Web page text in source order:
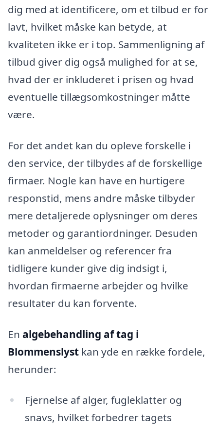
dig med at identificere, om et tilbud er for
lavt, hvilket måske kan betyde, at
kvaliteten ikke er i top. Sammenligning af
tilbud giver dig også mulighed for at se,
hvad der er inkluderet i prisen og hvad
eventuelle tillægsomkostninger måtte
være.
For det andet kan du opleve forskelle i
den service, der tilbydes af de forskellige
firmaer. Nogle kan have en hurtigere
responstid, mens andre måske tilbyder
mere detaljerede oplysninger om deres
metoder og garantiordninger. Desuden
kan anmeldelser og referencer fra
tidligere kunder give dig indsigt i,
hvordan firmaerne arbejder og hvilke
resultater du kan forvente.
En algebehandling af tag i
Blommenslyst kan yde en række fordele,
herunder:
Fjernelse af alger, fugleklatter og
snavs, hvilket forbedrer tagets